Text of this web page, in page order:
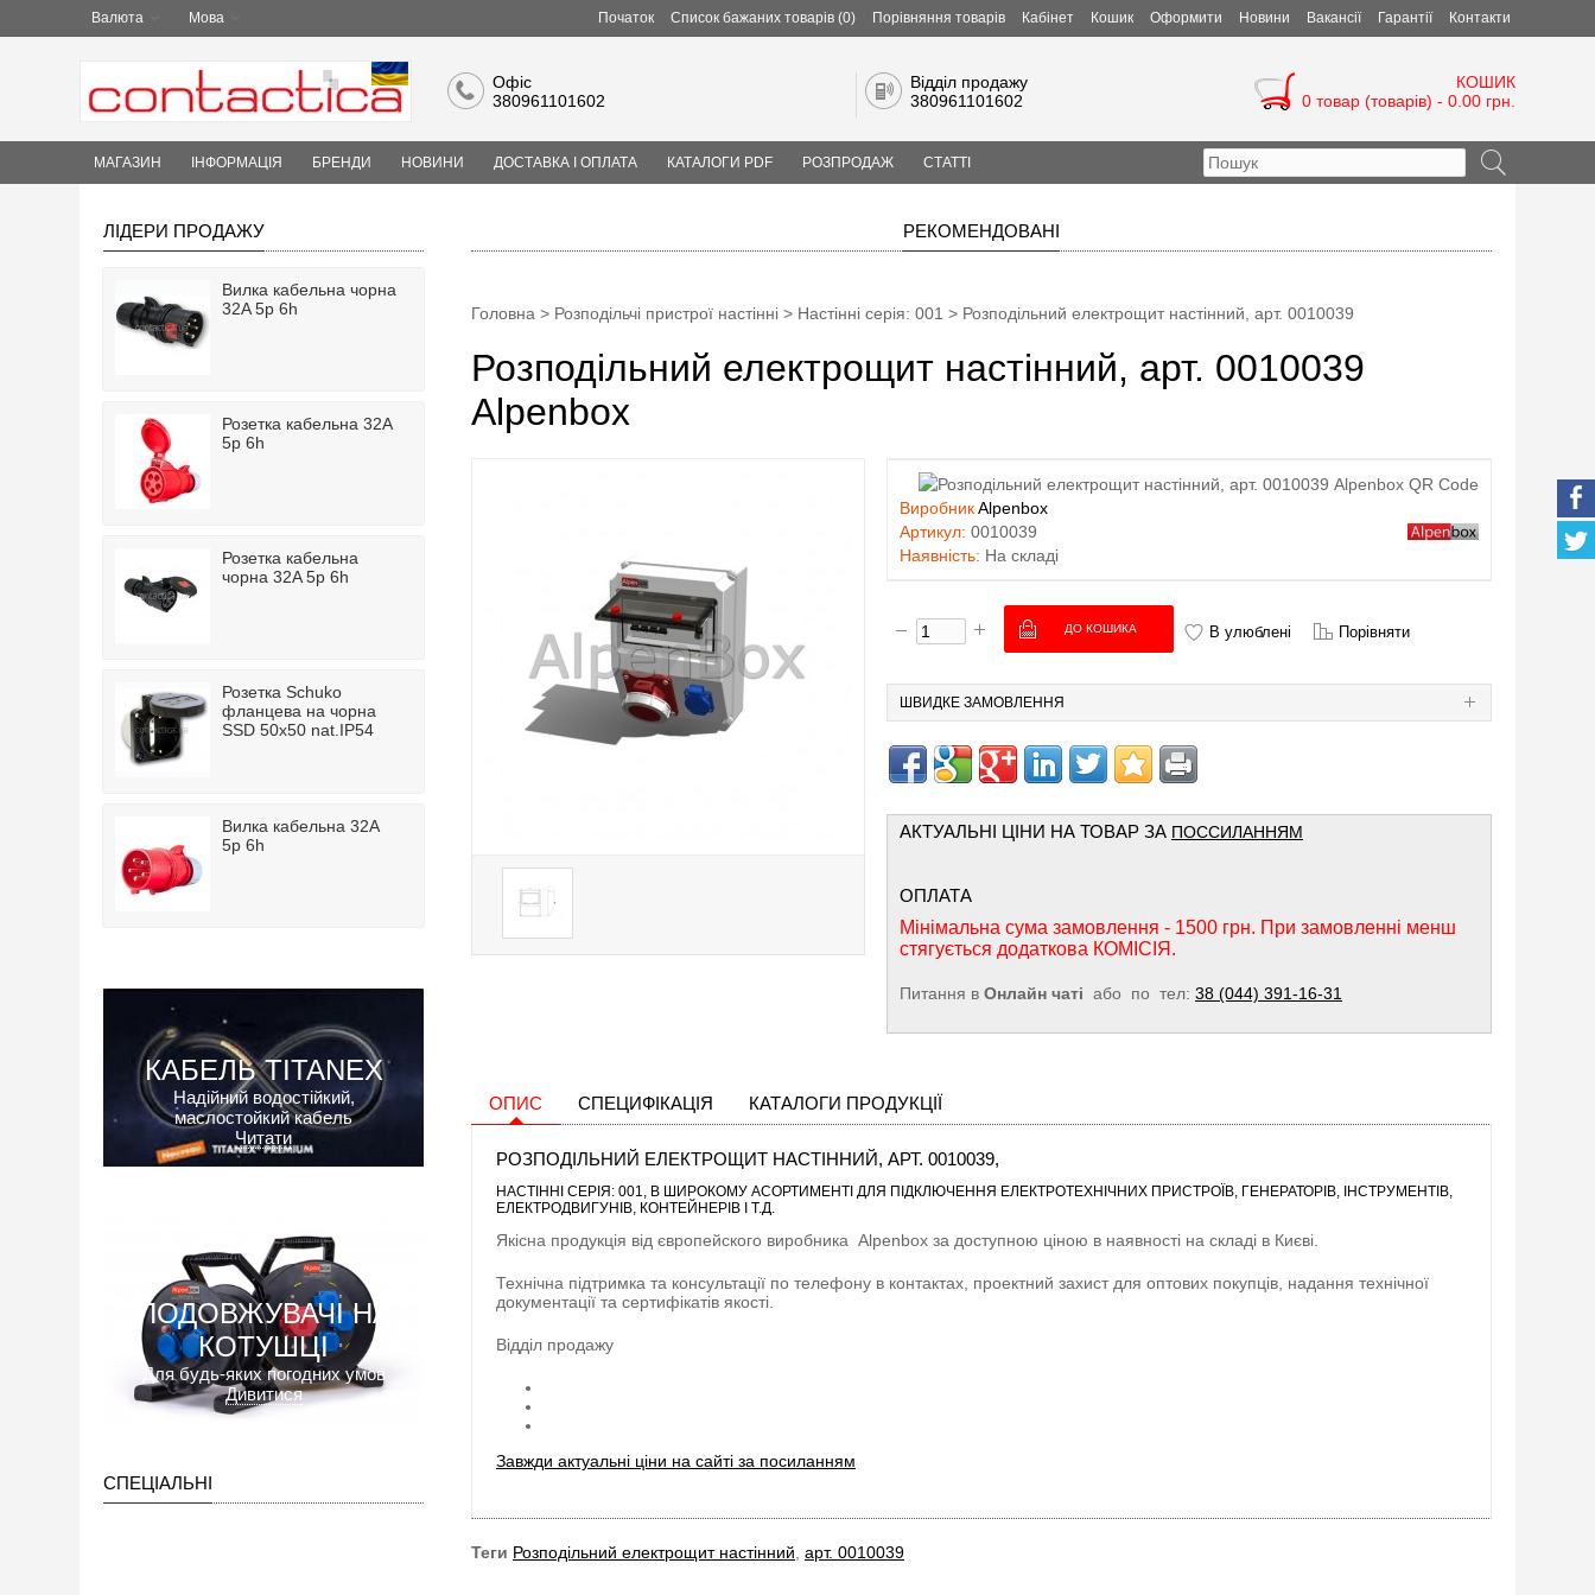
Валюта Мова Початок Список бажаних товарів (0) Порівняння товарів Кабінет Кошик Оформити Новини Вакансії Гарантії Контакти
КОШИК
0 товар (товарів) - 0.00 грн.
Офіс
380961101602
Відділ продажу
380961101602
МАГАЗИН ІНФОРМАЦІЯ БРЕНДИ НОВИНИ ДОСТАВКА І ОПЛАТА КАТАЛОГИ PDF РОЗПРОДАЖ СТАТТІ
ЛІДЕРИ ПРОДАЖУ
Вилка кабельна чорна
32A 5p 6h
Розетка кабельна 32A
5p 6h
Розетка кабельна
чорна 32A 5p 6h
Розетка Schuko
фланцева на чорна
SSD 50x50 nat.IP54
Вилка кабельна 32A
5p 6h
КАБЕЛЬ TITANEX
Надійний водостійкий,
маслостойкий кабель
Читати
ПОДОВЖУВАЧІ НА
КОТУШЦІ
Для будь-яких погодних умов
Дивитися
СПЕЦІАЛЬНІ
РЕКОМЕНДОВАНІ
Головна > Розподільчі пристрої настінні > Настінні серія: 001 > Розподільний електрощит настінний, арт. 0010039
Розподільний електрощит настінний, арт. 0010039
Alpenbox
ВиробникAlpenbox
Артикул: 0010039
Наявність: На складі
В улюблені Порівняти
ШВИДКЕ ЗАМОВЛЕННЯ
АКТУАЛЬНІ ЦІНИ НА ТОВАР ЗА ПОССИЛАННЯМ
ОПЛАТА
Мінімальна сума замовлення - 1500 грн. При замовленні менш
стягується додаткова КОМІСІЯ.
Питання в Онлайн чаті або по тел: 38 (044) 391-16-31
ОПИС СПЕЦИФІКАЦІЯ КАТАЛОГИ ПРОДУКЦІЇ
РОЗПОДІЛЬНИЙ ЕЛЕКТРОЩИТ НАСТІННИЙ, АРТ. 0010039,
НАСТІННІ СЕРІЯ: 001, В ШИРОКОМУ АСОРТИМЕНТІ ДЛЯ ПІДКЛЮЧЕННЯ ЕЛЕКТРОТЕХНІЧНИХ ПРИСТРОЇВ, ГЕНЕРАТОРІВ, ІНСТРУМЕНТІВ,
ЕЛЕКТРОДВИГУНІВ, КОНТЕЙНЕРІВ І Т.Д.
Якісна продукція від європейского виробника Alpenbox за доступною ціною в наявності на складі в Києві.
Технічна підтримка та консультації по телефону в контактах, проектний захист для оптових покупців, надання технічної
документації та сертифікатів якості.
Відділ продажу
Завжди актуальні ціни на сайті за посиланням
Теги Розподільний електрощит настінний арт. 0010039